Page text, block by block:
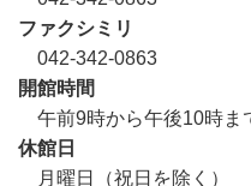
ファクシミリ
042-342-0863
開館時間
午前9時から午後10時ま
休館日
月曜日（祝日を除く）